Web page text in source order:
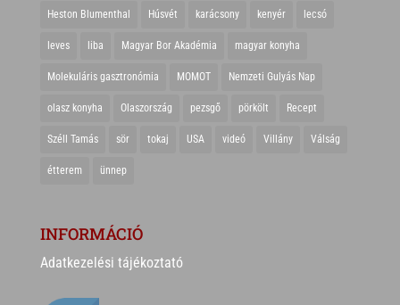
Heston Blumenthal Húsvét karácsony kenyér lecsó
leves liba Magyar Bor Akadémia magyar konyha
Molekuláris gasztronómia MOMOT Nemzeti Gulyás Nap
olasz konyha Olaszország pezsgő pörkölt Recept
Széll Tamás sör tokaj USA videó Villány Válság
étterem ünnep
INFORMÁCIÓ
Adatkezelési tájékoztató